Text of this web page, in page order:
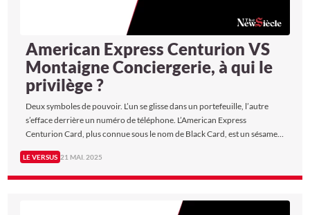
American Express Centurion VS
Montaigne Conciergerie, à qui le
privilège ?
Deux symboles de pouvoir. L’un se glisse dans un portefeuille, l’autre
s’efface derrière un numéro de téléphone. L’American Express
Centurion Card, plus connue sous le nom de Black Card, est un sésame
Conciergerie, elle, opère dans l’ombre : un service parisien sur mesure,
dédié aux requêtes les plus insolites d’une clientèle exigeante. L’une
deux manières de tout obtenir, mais lequel maitrise le plus l’art de
LE VERSUS 21 MAI. 2025